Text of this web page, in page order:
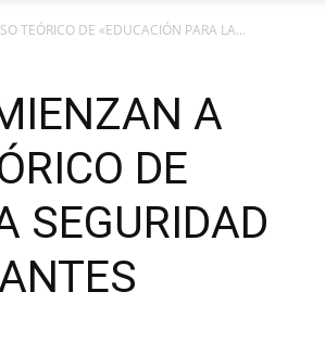
NEGRO
TEÓRICO DE «EDUCACIÓN PARA LA...
A
DE
SEGURIDAD